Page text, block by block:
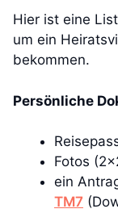
Hier ist eine
um ein
bekommen.
Persönliche
Fotos
ein
TM7